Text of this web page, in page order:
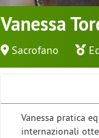
Vanessa
Sacrofano
Vanessa pratica
internazionali